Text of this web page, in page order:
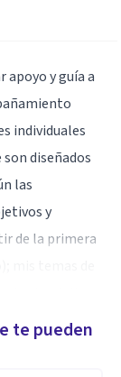
apoyo y guía a
individuales
diseñados
las
y
de la primera
y
relaciones
te pueden